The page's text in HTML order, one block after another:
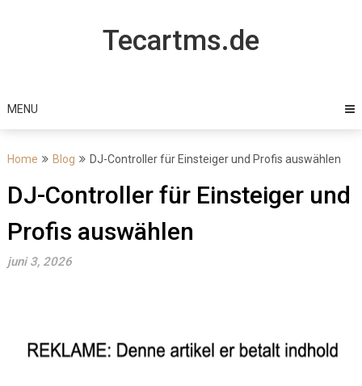
Tecartms.de
MENU
Home Blog DJ-Controller für Einsteiger und Profis auswählen
DJ-Controller für Einsteiger und
Profis auswählen
juni 3, 2026